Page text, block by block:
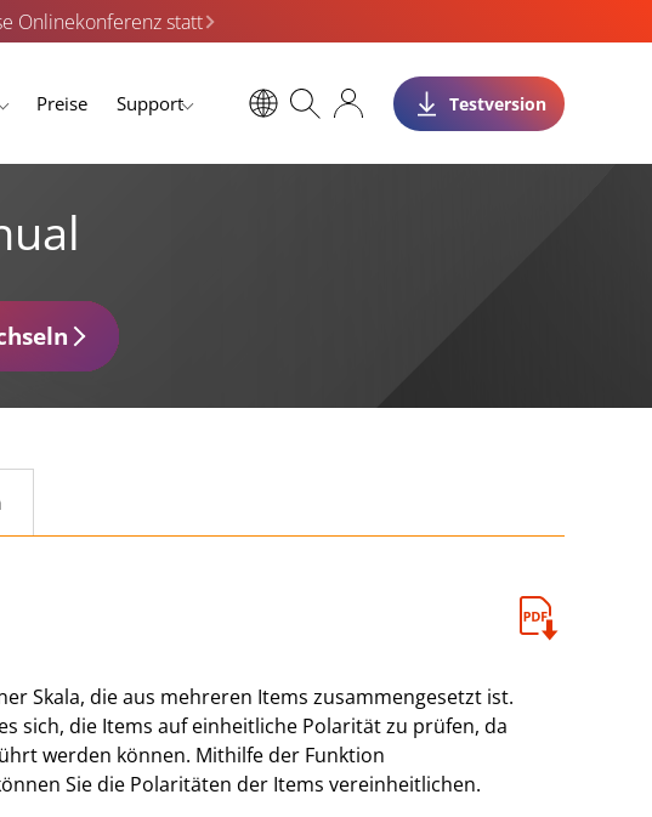
Onlinekonferenz statt
Preise Support Testversion
Skala, die aus mehreren Items zusammengesetzt ist.
sich, die Items auf einheitliche Polarität zu prüfen, da
werden können. Mithilfe der Funktion
Sie die Polaritäten der Items vereinheitlichen.